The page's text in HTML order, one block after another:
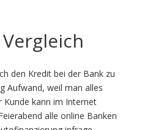
den Kredit bei der Bank zu
Aufwand, weil man alles
Kunde kann im Internet
alle online Banken